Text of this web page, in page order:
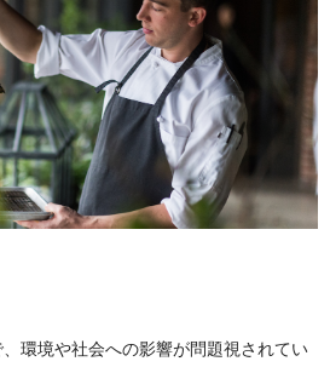
環境や社会への影響が問題視されてい